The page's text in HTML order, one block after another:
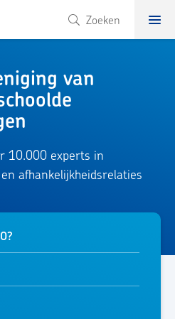
Zoeken
van
10.000 experts in
afhankelijkheidsrelaties